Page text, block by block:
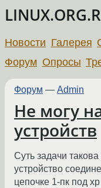
Новости Галерея
Форум Опросы
Форум — Admin
Не могу
устройств
Cуть задачи
устройство
цепочке 1-пк под